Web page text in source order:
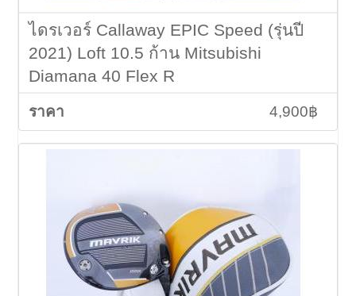
ไดรเวอร์ Callaway EPIC Speed (รุ่นปี
2021) Loft 10.5 ก้าน Mitsubishi
Diamana 40 Flex R
4,900฿